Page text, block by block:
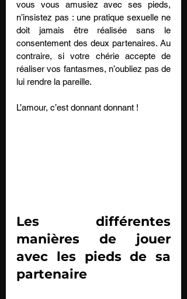
vous vous amusiez avec ses pieds,
n’insistez pas : une pratique sexuelle ne
doit jamais être réalisée sans le
consentement des deux partenaires. Au
contraire, si votre chérie accepte de
réaliser vos fantasmes, n’oubliez pas de
lui rendre la pareille.
L’amour, c’est donnant donnant !
Les différentes
manières de jouer
avec les pieds de sa
partenaire